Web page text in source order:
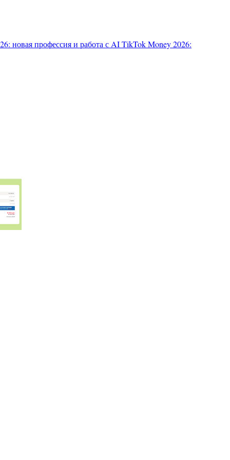
новая профессия и работа с AITikTok Money 2026: